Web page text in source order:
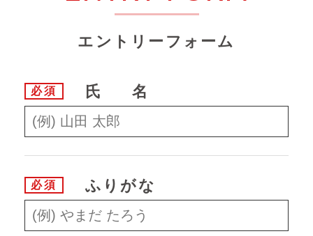
エントリーフォーム
必須 氏名
必須 ふりがな